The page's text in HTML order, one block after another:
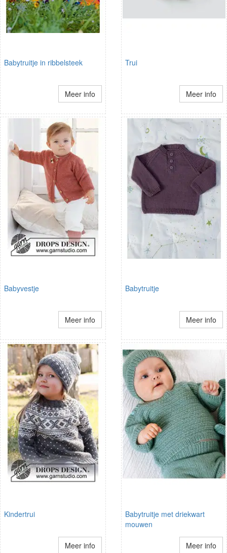
Babytruitje in ribbelsteek
Meer info
Trui
Meer info
Babyvestje
Meer info
Babytruitje
Meer info
Kindertrui
Meer info
Babytruitje met driekwart
mouwen
Meer info